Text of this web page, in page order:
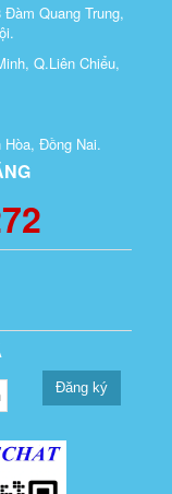
Quang Trung,
Q.Liên Chiểu,
Đồng Nai.
Đăng ký